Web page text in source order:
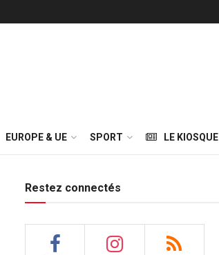
EUROPE & UE SPORT LE KIOSQUE
Restez connectés